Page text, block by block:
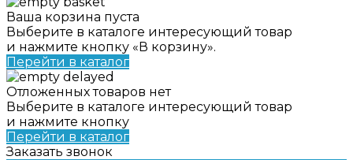
Ваша корзина пуста
Выберите в каталоге интересующий товар
и нажмите кнопку «В корзину».
Перейти в каталог
Отложенных товаров нет
Выберите в каталоге интересующий товар
и нажмите кнопку
Перейти в каталог
Заказать звонок